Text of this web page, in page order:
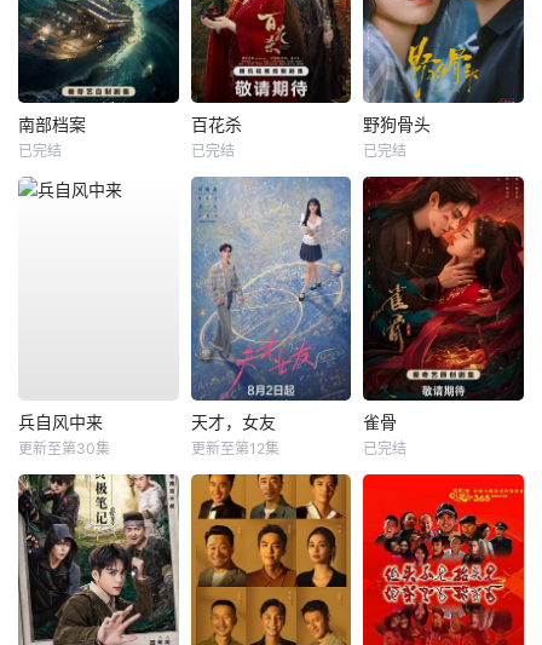
南部档案
已完结
百花杀
已完结
野狗骨头
已完结
兵自风中来
更新至第30集
天才，女友
更新至第12集
雀骨
已完结